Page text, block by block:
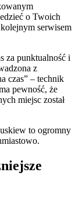
o Twoich
serwisem
za punktualność i
z
czas” – technik
pewność, że
miejsc został
to ogromny